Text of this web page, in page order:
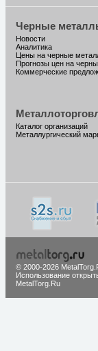
Черные
Новости
Аналитика
Цены на черные
Прогнозы цен на
Коммерческие
Каталог организаций
Металлургический
© 2000-2026
Использование
MetalTorg.Ru